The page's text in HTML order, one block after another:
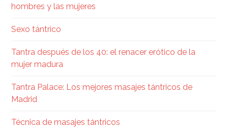
hombres y las mujeres
Sexo tántrico
Tantra después de los 40: el renacer erótico de la
mujer madura
Tantra Palace: Los mejores masajes tántricos de
Madrid
Técnica de masajes tántricos